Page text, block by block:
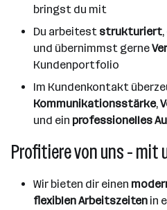
bringst du mit
Du arbeitest strukturiert,
und übernimmst gerne
Kundenportfolio
Im Kundenkontakt
Kommunikationsstärke,
und ein professionelles
Profitiere von uns - mit
Wir bieten dir einen
flexiblen Arbeitszeiten in